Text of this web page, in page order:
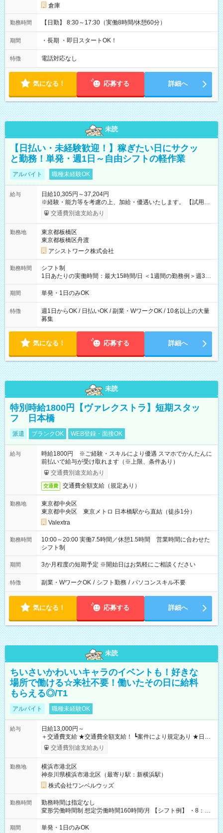
倉庫
勤務時間 【日勤】 8:30～17:30（実働8時間/休憩60分）
期間 ・長期 ・即日スタートOK！
特徴 電話対応なし
気になる！ 応募する 詳細へ
未読
【日払い・未経験歓迎！】稼ぎたい日にサクッ
と勤務！単発・週1日～自由シフトの軽作業
アルバイト 職種未経験OK
給与
日給10,305円～37,204円
※経験・能力等を考慮の上、加給・優遇いたします。 【試用期
間】試用期間なし
交通費別途支給あり
勤務地
東京都板橋区
東京都板橋区舟渡
アシストワーク株式会社
勤務時間
シフト制
1日あたりの実働時間：最大15時間/日 ＜1週間の勤務例＞週3回
勤務 勤務：月・水・金 休み：火・木・土・日 好きな時にお仕事
可能です！ ※1日あたりの最大実働時間は日勤、夜勤共に勤務し
期間 単発・1日のみOK
特徴
週1日からOK / 日払いOK / 副業・WワークOK / 10名以上の大量
募集
気になる！ 応募する 詳細へ
未読
特別時給1800円【ヴァレクストラ】短期スタッ
フ 日本橋
派遣 ブランクOK WEB登録・面接OK
給与
時給1800円 ※ご経験・スキルにより優遇 スマホでかんたんに
前払いで給与が受け取れます（※上限、条件あり）
交通費別途支給あり
交通費 交通費全額支給（規定あり）
勤務地
東京都中央区
東京都中央区 東京メトロ 日本橋駅から直結（徒歩1分）
Valextra
勤務時間
10:00～20:00 実働7.5時間／休憩1.5時間 営業時間に合わせた
シフト制
期間 3か月程度の短期予定 ※開始日はお気軽にご相談ください
特徴 副業・WワークOK / シフト勤務 / パソコンスキル不要
気になる！ 応募する 詳細へ
未読
ちいさいかわいいキャラのイベントも！好きな
場所で働ける☆来社不要！働いたその日に給料
もらえる◎/T1
アルバイト 職種未経験OK
給与
日給13,000円～
＋交通費支給 ★交通費全額支給！ ┗案件により規定あり ★日払
いOK！（規定あり） ┗働いたその日に現金GET♪ お仕事後はコ
ンビニATMから 日払い分を引き落とせます！ 【試用期間】試
交通費別途支給あり
勤務地
横浜市港北区
神奈川県横浜市港北区（最寄り駅：新横浜駅）
株式会社ワンベルウッズ
勤務時間
勤務時間は指定なし
変形労働時間制 想定労働時間160時間/月 【シフト例】 ・8：00
～21：00
期間 単発・1日のみOK